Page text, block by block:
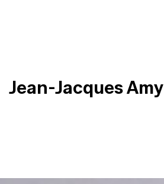
Jean-Jacques Amy